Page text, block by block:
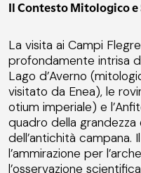
Il Contesto Mitologico
La visita ai Campi
profondamente intrisa
Lago d’Averno
visitato da Enea), le
otium imperiale) e
quadro della
dell’antichità campana.
l’ammirazione per
l’osservazione